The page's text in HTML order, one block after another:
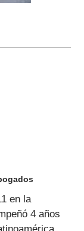
en la
4 años